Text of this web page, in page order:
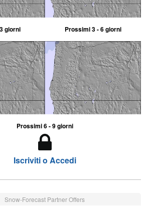
giorni Prossimi 3 - 6 giorni
Prossimi 6 - 9 giorni
Iscriviti o Accedi
Snow-Forecast Partner Offers